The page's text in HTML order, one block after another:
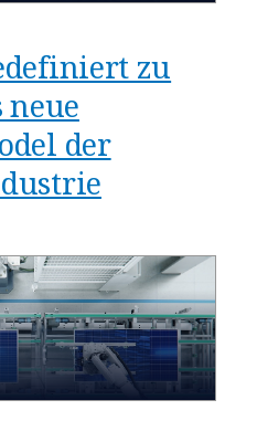
zu
neue
der